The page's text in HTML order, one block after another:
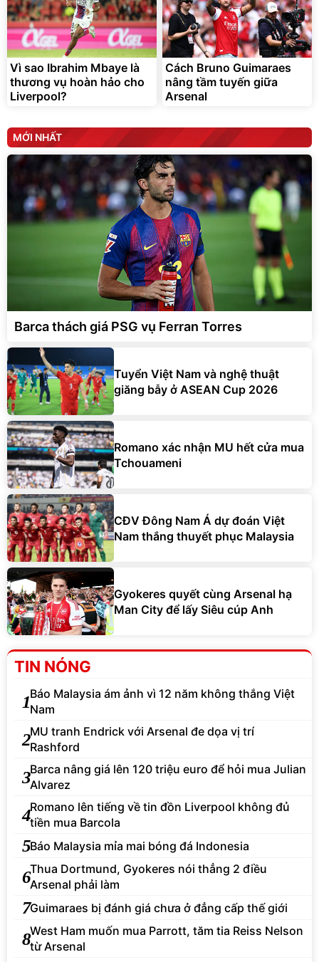
Vì sao Ibrahim Mbaye là
thương vụ hoàn hảo cho
Liverpool?
Cách Bruno Guimaraes
nâng tầm tuyến giữa
Arsenal
MỚI NHẤT
Barca thách giá PSG vụ Ferran Torres
Tuyển Việt Nam và nghệ thuật
giăng bẫy ở ASEAN Cup 2026
Romano xác nhận MU hết cửa mua
Tchouameni
CĐV Đông Nam Á dự đoán Việt
Nam thắng thuyết phục Malaysia
Gyokeres quyết cùng Arsenal hạ
Man City để lấy Siêu cúp Anh
TIN NÓNG
1Báo Malaysia ám ảnh vì 12 năm không thắng Việt
Nam
2MU tranh Endrick với Arsenal đe dọa vị trí
Rashford
3Barca nâng giá lên 120 triệu euro để hỏi mua Julian
Alvarez
4Romano lên tiếng về tin đồn Liverpool không đủ
tiền mua Barcola
5Báo Malaysia mỉa mai bóng đá Indonesia
6Thua Dortmund, Gyokeres nói thẳng 2 điều
Arsenal phải làm
7Guimaraes bị đánh giá chưa ở đẳng cấp thế giới
8West Ham muốn mua Parrott, tăm tia Reiss Nelson
từ Arsenal